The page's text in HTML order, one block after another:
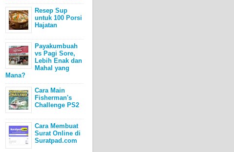
Resep Sup
untuk 100 Porsi
Hajatan
Payakumbuah
vs Pagi Sore,
Lebih Enak dan
Mahal yang
Mana?
Cara Main
Fisherman's
Challenge PS2
Cara Membuat
Surat Online di
Suratpad.com